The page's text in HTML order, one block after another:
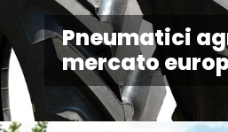
Pneumatici
mercato